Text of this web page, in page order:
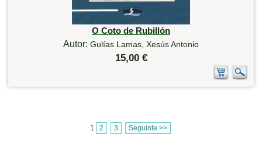
O Coto de Rubillón
Autor: Gulías Lamas, Xesús Antonio
15,00 €
1 2 3 Seguinte >>